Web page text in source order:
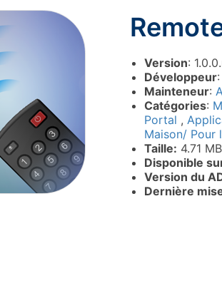
Version:
Développeur:
Mainteneur:
Catégories:
Portal ,
Maison/ Pour
Taille: 4.71 MB
Disponible
Version du
Dernière